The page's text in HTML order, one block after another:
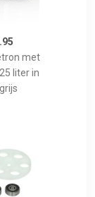
met
liter in